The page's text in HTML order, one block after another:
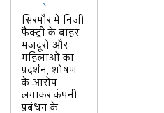
सिरमौर में निजी
फैक्ट्री के बाहर
मजदूरों और
महिलाओं का
प्रदर्शन, शोषण
के आरोप
लगाकर कंपनी
प्रबंधन के